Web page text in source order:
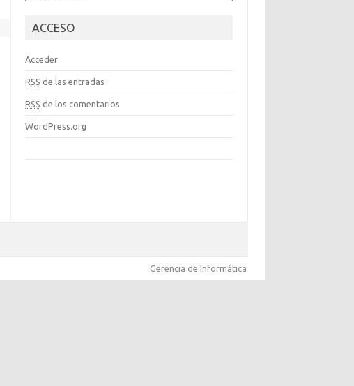
ACCESO
Acceder
RSS de las entradas
RSS de los comentarios
WordPress.org
Gerencia de Informática